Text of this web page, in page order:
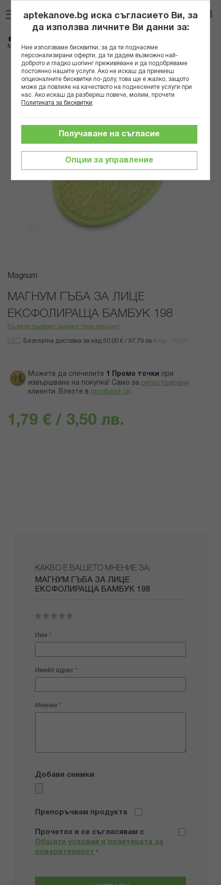
към
съдържанието
Вход
МАГНУМ ГЪБА ЗА ЛИЦЕ ЕКСФОЛИРАЩА БАМБУК 198
Преминете
края
Преминете
началото
галерия
със
Magnum
МАГНУМ ГЪБА ЗА ЛИЦЕ
ЕКСФОЛИРАЩА БАМБУК 198
Бъдете първият оценил този продукт
Безплатна доставка за над 50.00 € / 97,79 лв.
Можете да спечелите 1 Промо точки
при
извършване на покупка! Само за регистрирани
клиенти. Влезте в профила си .
1,79 € / 3,50 лв.
КАКВО Е ВАШЕТО МНЕНИЕ ЗА:
МАГНУМ ГЪБА ЗА ЛИЦЕ
ЕКСФОЛИРАЩА БАМБУК 198
star
stars
stars
stars
stars
Име
Имейл адрес
Мнение
Добави снимки
Препоръчвам продукта
Прочетох и се съгласявам с
Общите условия и политиката за
поверителност *
aptekanove.bg иска съгласието Ви, за
да използва личните Ви данни за:
Ние използваме бисквитки, за да ти поднасяме
персонализирани оферти, да ти дадем възможно най-
доброто и гладко шопинг преживяване и да подобряваме
постоянно нашите услуги. Ако не искаш да приемеш
опционалните бисквитки по-долу, това ще е жалко, защото
може да повлияе на качеството на поднесените услуги при
нас. Ако искаш да разбереш повече, молим, прочети
Политиката за бисквитки
Опции за управление
Получаване на съгласие